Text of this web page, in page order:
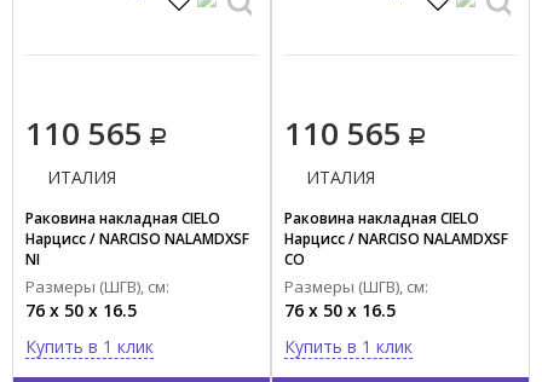
110 565
ИТАЛИЯ
Раковина накладная CIELO
Нарцисс / NARCISO NALAMDXSF
NI
Размеры (ШГВ), см:
76 x 50 x 16.5
Купить в 1 клик
110 565
ИТАЛИЯ
Раковина накладная CIELO
Нарцисс / NARCISO NALAMDXSF
CO
Размеры (ШГВ), см:
76 x 50 x 16.5
Купить в 1 клик